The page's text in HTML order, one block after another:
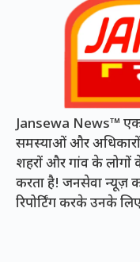
Jansewa News™ एक
समस्याओं और अधिकारों
शहरों और गांव के
करता है! जनसेवा न्यूज़
रिपोर्टिंग करके उनके